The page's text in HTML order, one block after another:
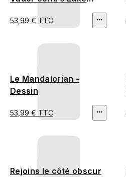
53,99 € TTC
Le Mandalorian -
Dessin
53,99 € TTC
Rejoins le côté obscur